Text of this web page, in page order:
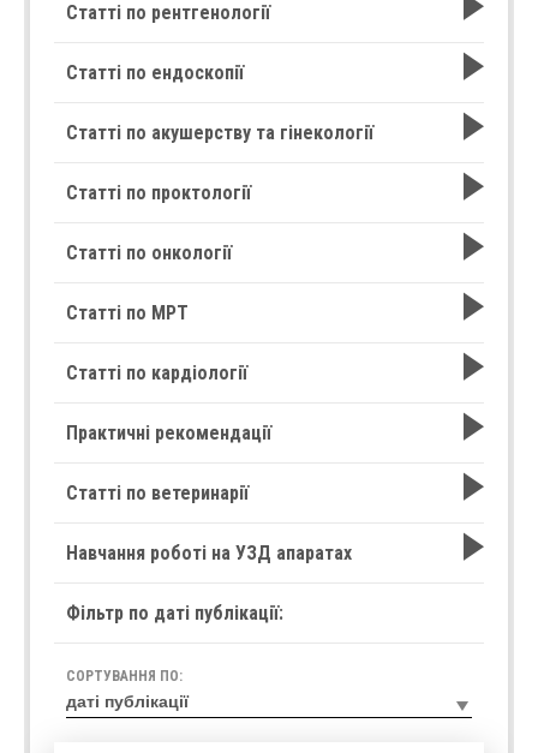
Статті по рентгенології
Статті по ендоскопії
Статті по акушерству та гінекології
Статті по проктології
Статті по онкології
Статті по МРТ
Статті по кардіології
Практичні рекомендації
Статті по ветеринарії
Навчання роботі на УЗД апаратах
Фільтр по даті публікації:
СОРТУВАННЯ ПО: